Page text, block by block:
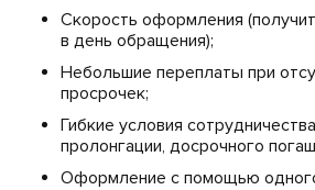
Скорость оформления
в день обращения);
Небольшие переплаты при
просрочек;
Гибкие условия
пролонгации, досрочного
Оформление с помощью